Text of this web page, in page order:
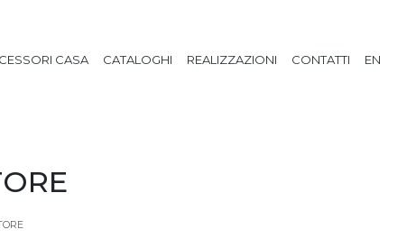
CASA CATALOGHI REALIZZAZIONI CONTATTI EN